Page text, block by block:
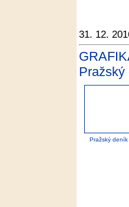
31. 12.
Pražský
Pražský deník